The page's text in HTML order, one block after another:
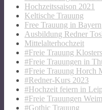
Hochzeitssaison 2021
Keltische Trauung
Free Trauung in Bayern
Ausbildung Redner
Mittelalterhochzeit
#Freie Trauung
#Freie Trauungen in
#Freie Trauung Horch
#Redner-Kurs 2023
#Hochzeit feiern in
#Freie Trauungen
#Gothic Trauung